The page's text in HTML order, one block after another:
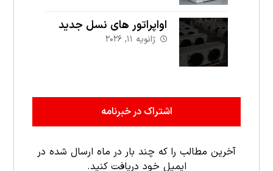
اواپراتور های نسل جدید
ژانویه ۱۱, ۲۰۲۶
اشتراک در خبرنامه
آخرین مطالب را که چند بار در ماه ارسال شده در
ایمیل خود دریافت کنید.